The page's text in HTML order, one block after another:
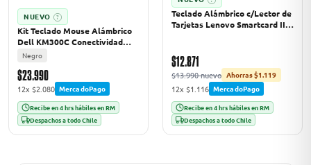
NUEVO ?
Kit Teclado Mouse Alámbrico
Dell KM300C Conectividad
USB Cable 1.8 mts Negro
Negro
$23.990
12x $2.080 MercadoPago
Recibe en 4 hrs hábiles en RM
Despachos a todo Chile
Teclado Alámbrico c/Lector de
Tarjetas Lenovo Smartcard II,
$12.871
$13.990 nuevo Ahorras $1.119
12x $1.116 MercadoPago
Recibe en 4 hrs hábiles en RM
Despachos a todo Chile